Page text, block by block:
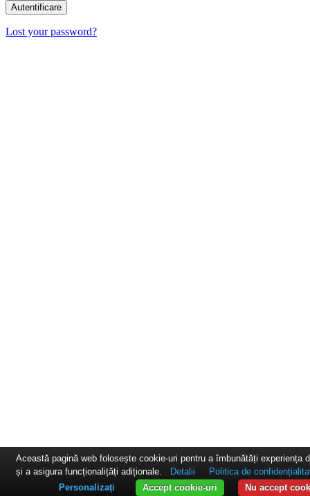
Lost your password?
Această pagină web folosește cookie-uri pentru a îmbunătăți experiența
și a asigura funcționalițăți adiționale.
Detalii
Politica de
Nu accept
Accept cookie-uri
Personalizați